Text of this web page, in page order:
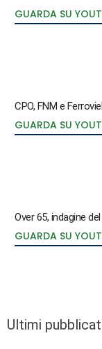
GUARDA SU
CPO, FNM e
GUARDA SU
Over 65, indagine
GUARDA SU
Ultimi